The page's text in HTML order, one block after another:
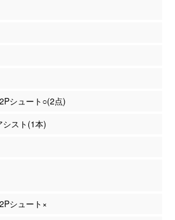
シュート○(2点)
スト(1本)
シュート×